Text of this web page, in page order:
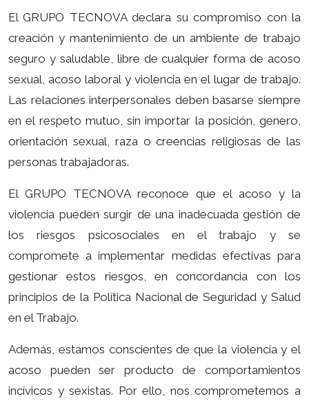
El GRUPO TECNOVA declara su compromiso con la
creación y mantenimiento de un ambiente de trabajo
seguro y saludable, libre de cualquier forma de acoso
sexual, acoso laboral y violencia en el lugar de trabajo.
Las relaciones interpersonales deben basarse siempre
en el respeto mutuo, sin importar la posición, genero,
orientación sexual, raza o creencias religiosas de las
personas trabajadoras.
El GRUPO TECNOVA reconoce que el acoso y la
violencia pueden surgir de una inadecuada gestión de
los riesgos psicosociales en el trabajo y se
compromete a implementar medidas efectivas para
gestionar estos riesgos, en concordancia con los
principios de la Política Nacional de Seguridad y Salud
en el Trabajo.
Además, estamos conscientes de que la violencia y el
acoso pueden ser producto de comportamientos
incívicos y sexistas. Por ello, nos comprometemos a